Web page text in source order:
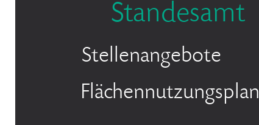
Standesamt
Stellenangebote
Flächennutzungsplan